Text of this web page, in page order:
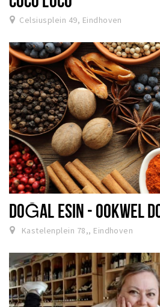
Celsiusplein 49, Eindhoven
DOĞAL ESIN - OOKWEL
Kastelenplein 78,, Eindhoven